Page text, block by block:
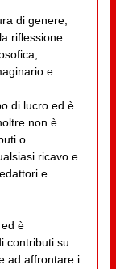
di genere,
riflessione
e
di lucro ed è
non è
o
ricavo e
e
è
contributi su
ad affrontare i